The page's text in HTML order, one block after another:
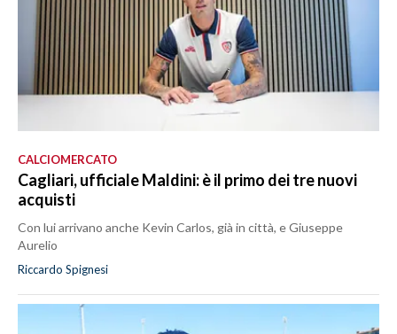
CALCIOMERCATO
Cagliari, ufficiale Maldini: è il primo dei tre nuovi
acquisti
Con lui arrivano anche Kevin Carlos, già in città, e Giuseppe
Aurelio
Riccardo Spignesi